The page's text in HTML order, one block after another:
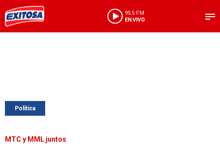
95.5 FM
EN VIVO
Política
MTC y MML juntos